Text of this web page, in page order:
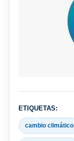
ETIQUETAS:
cambio climático